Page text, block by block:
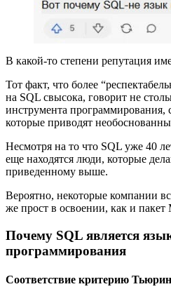
В какой-то степени репутация
Тот факт, что более
на SQL свысока, говорит не
инструмента программирования,
которые приводят
Несмотря на то что SQL уже 40
еще находятся люди, которые
приведенному выше.
Вероятно, некоторые компании
же прост в освоении, как и пакет
Почему SQL является
программирования
Соответствие критерию